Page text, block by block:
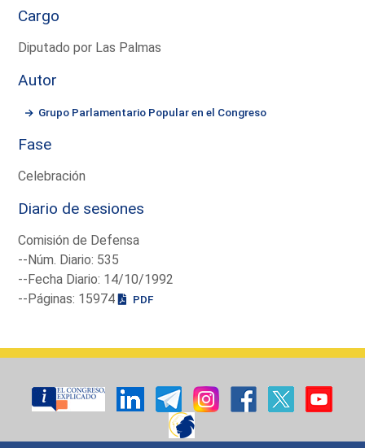
Cargo
Diputado por Las Palmas
Autor
Grupo Parlamentario Popular en el Congreso
Fase
Celebración
Diario de sesiones
Comisión de Defensa
--Núm. Diario: 535
--Fecha Diario: 14/10/1992
--Páginas: 15974
PDF